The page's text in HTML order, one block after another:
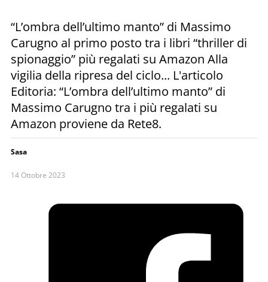
“L’ombra dell’ultimo manto” di Massimo
Carugno al primo posto tra i libri “thriller di
spionaggio” più regalati su Amazon Alla
vigilia della ripresa del ciclo... L'articolo
Editoria: “L’ombra dell’ultimo manto” di
Massimo Carugno tra i più regalati su
Amazon proviene da Rete8.
Sasa
14 Ottobre 2023